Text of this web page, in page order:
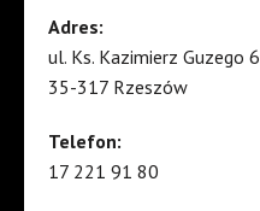
Adres:
ul. Ks. Kazimierz Guzego 6
35-317 Rzeszów
Telefon:
17 221 91 80